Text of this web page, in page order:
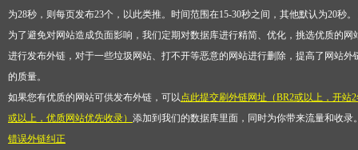
为28秒，则每页发布23个，以此类推。时间范围在15-30秒之间，其他默认为20秒
为了避免对网站造成负面影响，我们定期对数据库进行精简、优化，挑选优质的网
进行发布外链，对于一些垃圾网站、打不开等恶意的网站进行删除，提高了网站外
的质量。
如果您有优质的网站可供发布外链，可以点此提交刷外链网址（BR2或以上，开站
或以上，优质网站优先收录） 添加到我们的数据库里面，同时为你带来流量和收录
错误外链纠正